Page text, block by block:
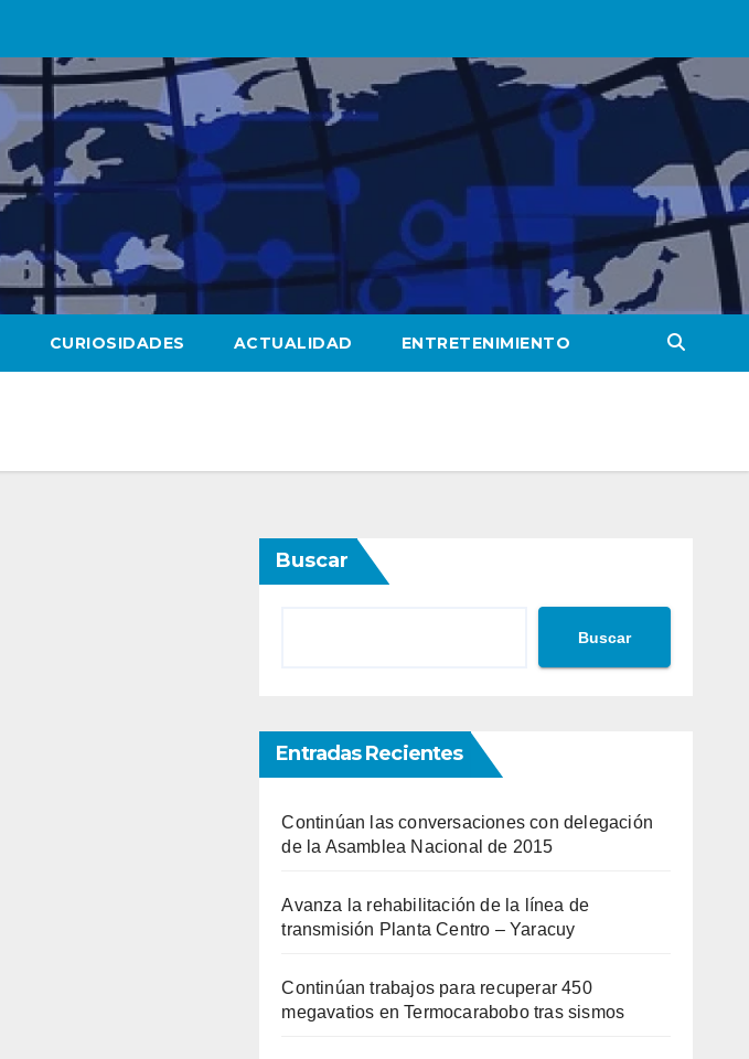
CURIOSIDADES ACTUALIDAD ENTRETENIMIENTO
Buscar
Buscar
Entradas Recientes
Continúan las conversaciones con delegación
de la Asamblea Nacional de 2015
Avanza la rehabilitación de la línea de
transmisión Planta Centro – Yaracuy
Continúan trabajos para recuperar 450
megavatios en Termocarabobo tras sismos